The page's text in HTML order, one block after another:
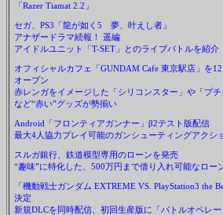
「Razer Tiamat 2.2」
セガ、PS3「龍が如く5 夢、叶えし者」
アナザードラマ続報！ 遥編
アイドルユニット「T-SET」とのライブバトルを紹介
オフィシャルカフェ「GUNDAM Cafe 東京駅店」を
オープン
赤レンガをイメージした「シリコンスター」や「プチ
など“赤い”グッズが勢揃い
Android「フロンティアガンナー」β2テスト版配信
最大4人協力プレイ可能のガンシューティングアクシ
スルガ銀行、鉄道模型専用のローンを発売
“趣味”に特化した、500万円まで借り入れ可能なロー
「機動戦士ガンダム EXTREME VS. PlayStation3 the
決定
新規DLCを同時配信、初回生産版に「バトルオペレー